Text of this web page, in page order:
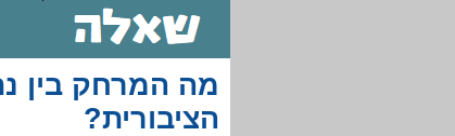
מה המרחק בין
הציבורית?